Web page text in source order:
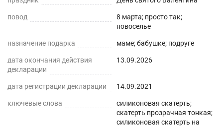
производства используется экологически
водонепроницаемости, нескользкости,
термостойкости (максимум до 70°С).
Легко мыть и протирать
Защита поверхности стола от отпечатков
повод
8 марта; просто так;
новоселье
назначение подарка маме; бабушке; подруге
дата окончания действия
декларации
13.09.2026
дата регистрации декларации 14.09.2021
ключевые слова
силиконовая скатерть;
скатерть прозрачная тонкая;
силиконовая скатерть на